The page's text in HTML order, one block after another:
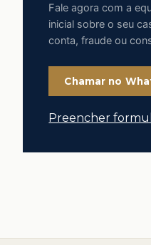
Fale agora com a
inicial sobre o seu
conta, fraude ou
Chamar no
Preencher